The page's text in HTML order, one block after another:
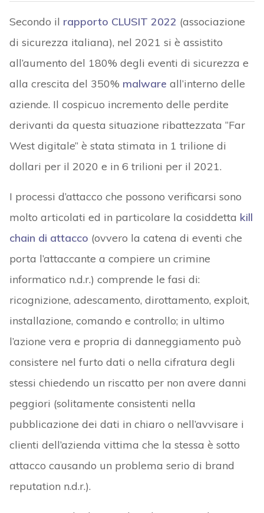
Secondo il rapporto CLUSIT 2022 (associazione
di sicurezza italiana), nel 2021 si è assistito
all’aumento del 180% degli eventi di sicurezza e
alla crescita del 350% malware all’interno delle
aziende. Il cospicuo incremento delle perdite
derivanti da questa situazione ribattezzata “Far
West digitale” è stata stimata in 1 trilione di
dollari per il 2020 e in 6 trilioni per il 2021.
I processi d’attacco che possono verificarsi sono
molto articolati ed in particolare la cosiddetta kill
chain di attacco (ovvero la catena di eventi che
porta l’attaccante a compiere un crimine
informatico n.d.r.) comprende le fasi di:
ricognizione, adescamento, dirottamento, exploit,
installazione, comando e controllo; in ultimo
l’azione vera e propria di danneggiamento può
consistere nel furto dati o nella cifratura degli
stessi chiedendo un riscatto per non avere danni
peggiori (solitamente consistenti nella
pubblicazione dei dati in chiaro o nell’avvisare i
clienti dell’azienda vittima che la stessa è sotto
attacco causando un problema serio di brand
reputation n.d.r.).